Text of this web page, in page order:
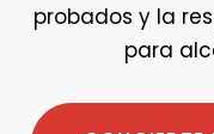
probados y la
para